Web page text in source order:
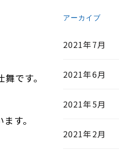
です。
す。
アーカイブ
2021年7月
2021年6月
2021年5月
2021年2月